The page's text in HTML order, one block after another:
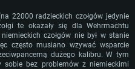
22000 radzieckich czołgów jedynie
te okazały się dla Wehrmachtu
czołgów nie był w stanie
często musiano wzywać wsparcie
dużego kalibru. W tym
sobie bez problemów z niemieckimi